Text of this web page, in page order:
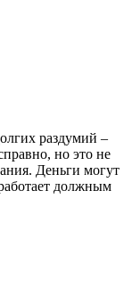
раздумий –
но это не
Деньги могут
должным